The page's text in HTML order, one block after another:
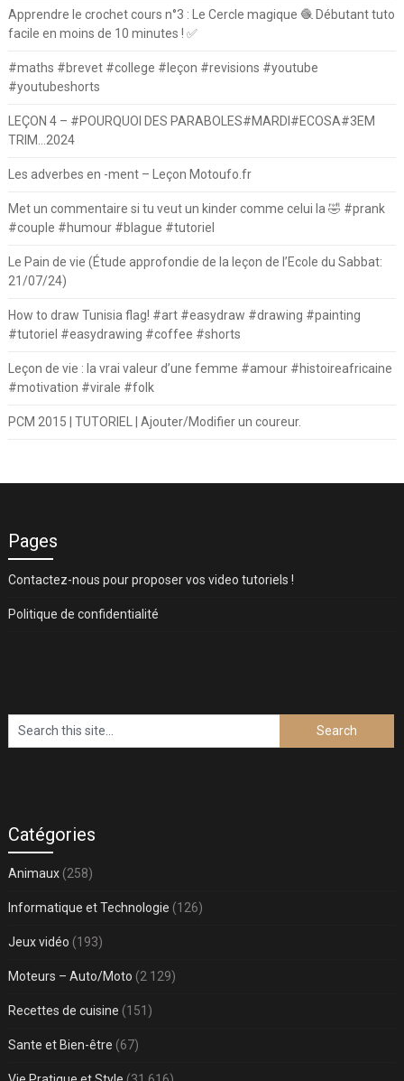
Apprendre le crochet cours n°3 : Le Cercle magique 🧶 Débutant tuto
facile en moins de 10 minutes ! ✅
#maths #brevet #college #leçon #revisions #youtube
#youtubeshorts
LEÇON 4 – #POURQUOI DES PARABOLES#MARDI#ECOSA#3EM
TRIM…2024
Les adverbes en -ment – Leçon Motoufo.fr
Met un commentaire si tu veut un kinder comme celui la 🤣 #prank
#couple #humour #blague #tutoriel
Le Pain de vie (Étude approfondie de la leçon de l’Ecole du Sabbat:
21/07/24)
How to draw Tunisia flag! #art #easydraw #drawing #painting
#tutoriel #easydrawing #coffee #shorts
Leçon de vie : la vrai valeur d’une femme #amour #histoireafricaine
#motivation #virale #folk
PCM 2015 | TUTORIEL | Ajouter/Modifier un coureur.
Pages
Contactez-nous pour proposer vos video tutoriels !
Politique de confidentialité
Catégories
Animaux(258)
Informatique et Technologie (126)
Jeux vidéo (193)
Moteurs – Auto/Moto (2 129)
Recettes de cuisine (151)
Sante et Bien-être (67)